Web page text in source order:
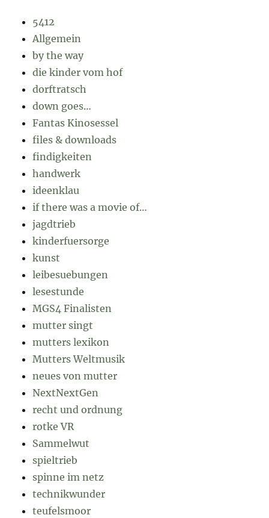
5412
Allgemein
by the way
die kinder vom hof
dorftratsch
down goes…
Fantas Kinosessel
files & downloads
findigkeiten
handwerk
ideenklau
if there was a movie of…
jagdtrieb
kinderfuersorge
kunst
leibesuebungen
lesestunde
MGS4 Finalisten
mutter singt
mutters lexikon
Mutters Weltmusik
neues von mutter
NextNextGen
recht und ordnung
rotke VR
Sammelwut
spieltrieb
spinne im netz
technikwunder
teufelsmoor